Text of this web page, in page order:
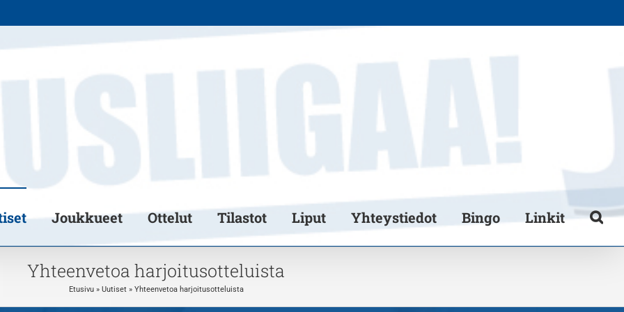
Joukkueet Ottelut Tilastot Liput Yhteystiedot Bingo Linkit
Yhteenvetoa harjoitusotteluista
Etusivu» Uutiset» Yhteenvetoa harjoitusotteluista